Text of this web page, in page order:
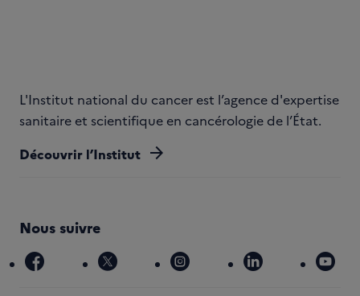
L'Institut national du cancer est l’agence d'expertise
sanitaire et scientifique en cancérologie de l’État.
Découvrir l’Institut arrow_forward
Nous suivre
facebook x instagram linkedin